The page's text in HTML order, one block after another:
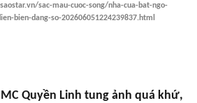
sac-mau-cuoc-song/nha-cua-bat-ngo-
bien-dang-so-202606051224239837.html
MC Quyền Linh tung ảnh quá khứ,